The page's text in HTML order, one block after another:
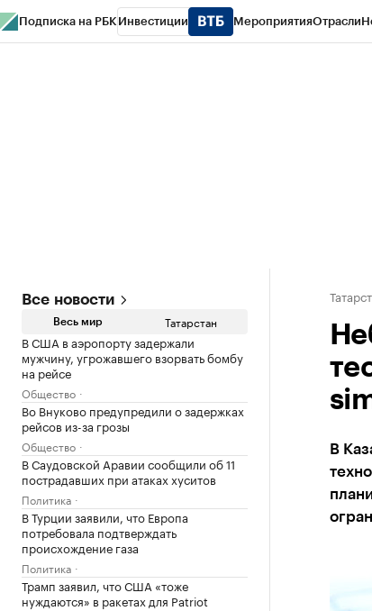
Подписка на РБК Инвестиции МероприятияОтрасли
Все новости
Весь мир Татарстан
В США в аэропорту задержали
мужчину, угрожавшего взорвать бомбу
на рейсе
Общество
Во Внуково предупредили о задержках
рейсов из-за грозы
Общество
В Саудовской Аравии сообщили об 11
пострадавших при атаках хуситов
Политика
В Турции заявили, что Европа
потребовала подтверждать
происхождение газа
Политика
Трамп заявил, что США «тоже
нуждаются» в ракетах для Patriot
В